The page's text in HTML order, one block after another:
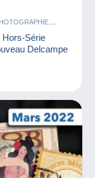
Hors-Série
Delcampe